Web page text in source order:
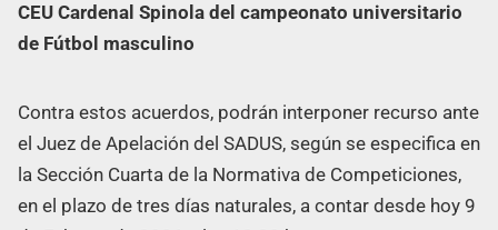
CEU Cardenal Spinola del campeonato universitario
de Fútbol masculino
Contra estos acuerdos, podrán interponer recurso ante
el Juez de Apelación del SADUS, según se especifica en
la Sección Cuarta de la Normativa de Competiciones,
en el plazo de tres días naturales, a contar desde hoy 9